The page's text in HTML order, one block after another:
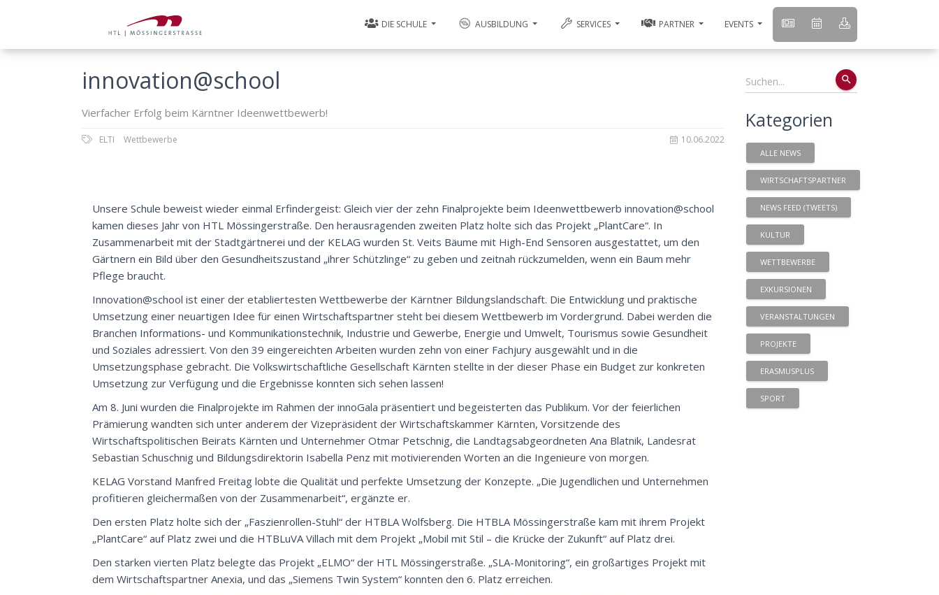
DIE SCHULE AUSBILDUNG SERVICES PARTNER EVENTS
innovation@school
Vierfacher Erfolg beim Kärntner Ideenwettbewerb!
10.06.2022
ELTI Wettbewerbe
Unsere Schule beweist wieder einmal Erfindergeist: Gleich vier der zehn Finalprojekte beim Ideenwettbewerb innovation@school
kamen dieses Jahr von HTL Mössingerstraße. Den herausragenden zweiten Platz holte sich das Projekt „PlantCare“. In
Zusammenarbeit mit der Stadtgärtnerei und der KELAG wurden St. Veits Bäume mit High-End Sensoren ausgestattet, um den
Gärtnern ein Bild über den Gesundheitszustand „ihrer Schützlinge“ zu geben und zeitnah rückzumelden, wenn ein Baum mehr
Pflege braucht.
Innovation@school ist einer der etabliertesten Wettbewerbe der Kärntner Bildungslandschaft. Die Entwicklung und praktische
Umsetzung einer neuartigen Idee für einen Wirtschaftspartner steht bei diesem Wettbewerb im Vordergrund. Dabei werden die
Branchen Informations- und Kommunikationstechnik, Industrie und Gewerbe, Energie und Umwelt, Tourismus sowie Gesundheit
und Soziales adressiert. Von den 39 eingereichten Arbeiten wurden zehn von einer Fachjury ausgewählt und in die
Umsetzungsphase gebracht. Die Volkswirtschaftliche Gesellschaft Kärnten stellte in der dieser Phase ein Budget zur konkreten
Umsetzung zur Verfügung und die Ergebnisse konnten sich sehen lassen!
Am 8. Juni wurden die Finalprojekte im Rahmen der innoGala präsentiert und begeisterten das Publikum. Vor der feierlichen
Prämierung wandten sich unter anderem der Vizepräsident der Wirtschaftskammer Kärnten, Vorsitzende des
Wirtschaftspolitischen Beirats Kärnten und Unternehmer Otmar Petschnig, die Landtagsabgeordneten Ana Blatnik, Landesrat
Sebastian Schuschnig und Bildungsdirektorin Isabella Penz mit motivierenden Worten an die Ingenieure von morgen.
KELAG Vorstand Manfred Freitag lobte die Qualität und perfekte Umsetzung der Konzepte. „Die Jugendlichen und Unternehmen
profitieren gleichermaßen von der Zusammenarbeit“, ergänzte er.
Den ersten Platz holte sich der „Faszienrollen-Stuhl“ der HTBLA Wolfsberg. Die HTBLA Mössingerstraße kam mit ihrem Projekt
„PlantCare“ auf Platz zwei und die HTBLuVA Villach mit dem Projekt „Mobil mit Stil – die Krücke der Zukunft“ auf Platz drei.
Den starken vierten Platz belegte das Projekt „ELMO“ der HTL Mössingerstraße. „SLA-Monitoring“, ein großartiges Projekt mit
dem Wirtschaftspartner Anexia, und das „Siemens Twin System“ konnten den 6. Platz erreichen.
search
Kategorien
ALLE NEWS
WIRTSCHAFTSPARTNER
NEWS FEED (TWEETS)
KULTUR
WETTBEWERBE
EXKURSIONEN
VERANSTALTUNGEN
PROJEKTE
ERASMUSPLUS
SPORT